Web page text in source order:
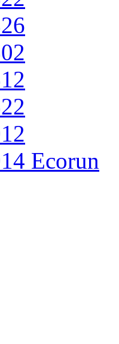
Ecorun